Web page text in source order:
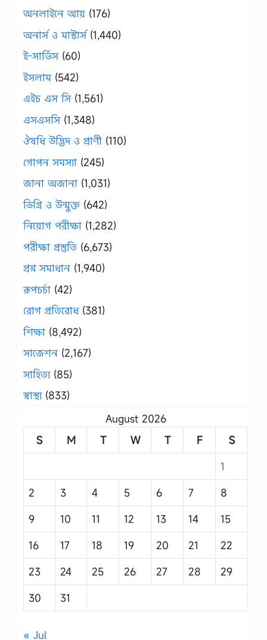
অনলাইনে আয় (176)
অনার্স ও মাস্টার্স(1,440)
ই-সার্ভিস(60)
ইসলাম(542)
এইচ এস সি(1,561)
এসএসসি(1,348)
ঔষধি উদ্ভিদ ও প্রাণী (110)
গোপন সমস্যা (245)
জানা অজানা (1,031)
ডিগ্রি ও উন্মুক্ত (642)
নিয়োগ পরীক্ষা (1,282)
পরীক্ষা প্রস্তুতি (6,673)
প্রশ্ন সমাধান (1,940)
রূপচর্চা (42)
রোগ প্রতিরোধ(381)
শিক্ষা (8,492)
সাজেশন (2,167)
সাহিত্য(85)
স্বাস্থ্য(833)
August 2026
S
M T W T F
S
1
2
3 4 5 6 7
8
9
10 11 12 13 14
15
16
17 18 19 20 21
22
23
24 25 26 27 28
29
30
31
« Jul